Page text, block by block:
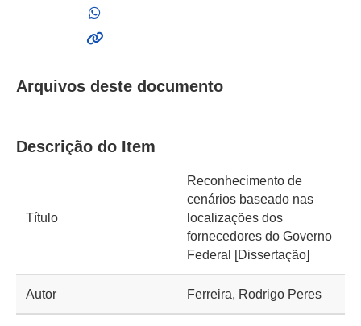
Arquivos deste documento
Descrição do Item
Título
Reconhecimento de
cenários baseado nas
localizações dos
fornecedores do Governo
Federal [Dissertação]
Autor Ferreira, Rodrigo Peres